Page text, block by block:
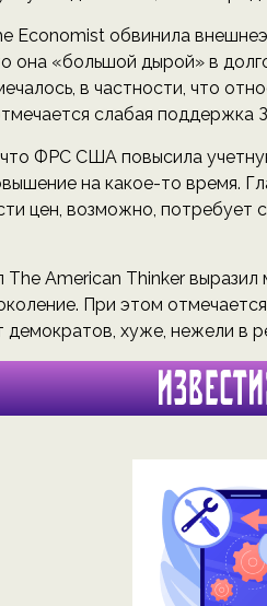
Economist обвинила
«большой дырой» в
в частности, что
слабая поддержка
ФРС США повысила
на какое-то время.
цен, возможно,
American Thinker
При этом
хуже, нежели в